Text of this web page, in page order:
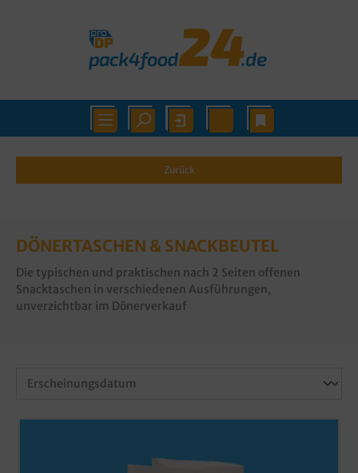
Zurück
DÖNERTASCHEN & SNACKBEUTEL
Die typischen und praktischen nach 2 Seiten offenen
Snacktaschen in verschiedenen Ausführungen,
unverzichtbar im Dönerverkauf